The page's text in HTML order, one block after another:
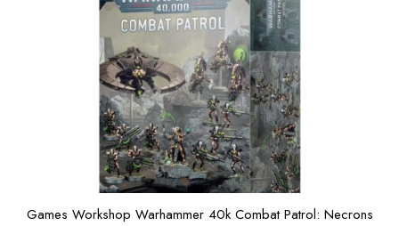
Games Workshop Warhammer 40k Combat Patrol: Necrons